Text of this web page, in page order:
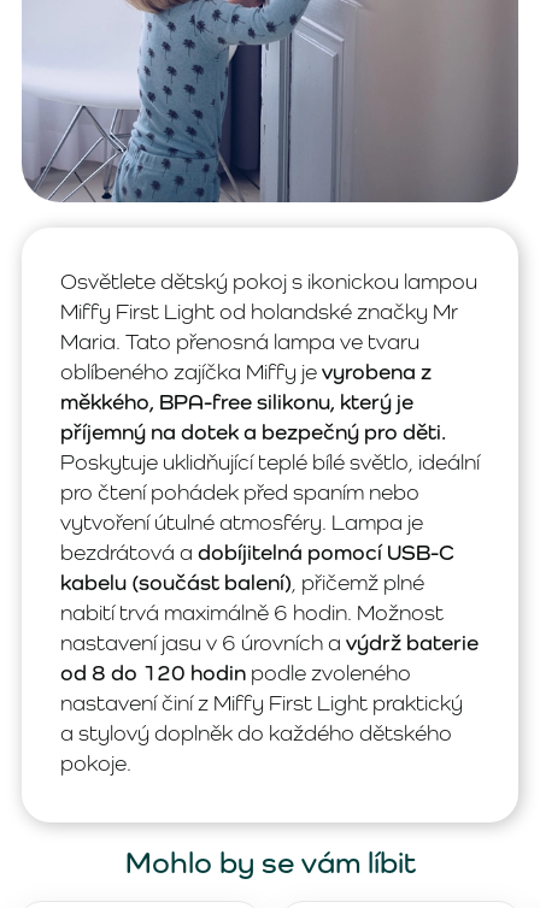
Osvětlete dětský pokoj s ikonickou lampou
Miffy First Light od holandské značky Mr
Maria. Tato přenosná lampa ve tvaru
oblíbeného zajíčka Miffy jevyrobena z
měkkého, BPA-free silikonu, který je
příjemný na dotek a bezpečný pro děti.
Poskytuje uklidňující teplé bílé světlo, ideální
pro čtení pohádek před spaním nebo
vytvoření útulné atmosféry. Lampa je
bezdrátová a dobíjitelná pomocí USB-C
kabelu (součást balení) , přičemž plné
nabití trvá maximálně 6 hodin. Možnost
nastavení jasu v 6 úrovních a výdrž baterie
od 8 do 120 hodin podle zvoleného
nastavení činí z Miffy First Light praktický
a stylový doplněk do každého dětského
pokoje.
Mohlo by se vám líbit